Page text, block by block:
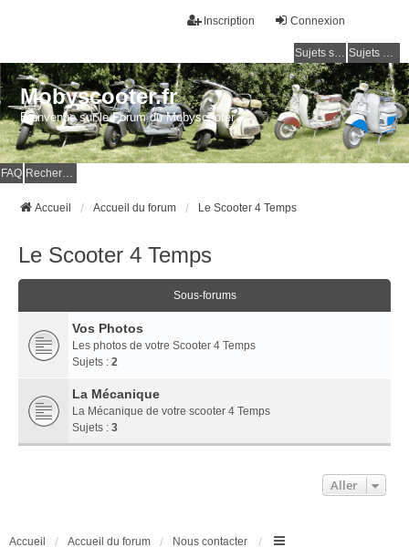
Connexion
Inscription
Sujets sans réponse Sujets actifs
Mobyscooter.fr
Bienvenue sur le Forum du Mobyscooter
FAQ Rechercher
Accueil Accueil du forum Le Scooter 4 Temps
Le Scooter 4 Temps
Sous-forums
Vos Photos
Les photos de votre Scooter 4 Temps
Sujets : 2
La Mécanique
La Mécanique de votre scooter 4 Temps
Sujets : 3
Aller
Accueil Accueil du forum Nous contacter